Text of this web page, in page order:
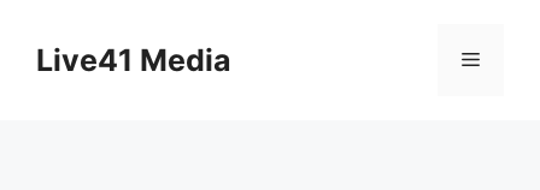
contentLive41 Media Menu